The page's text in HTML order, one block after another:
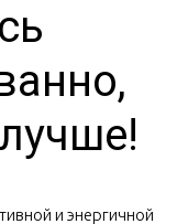
и энергичной